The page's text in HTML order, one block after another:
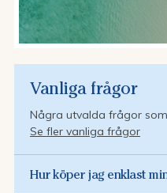
Vanliga frågor
Några utvalda frågor
Se fler vanliga frågor
Hur köper jag enklast